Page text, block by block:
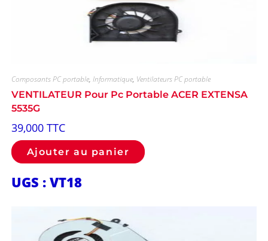
Composants PC portable, Informatique, Ventilateurs PC portable
VENTILATEUR Pour Pc Portable ACER EXTENSA
5535G
39,000 TTC
Ajouter au panier
UGS : VT18